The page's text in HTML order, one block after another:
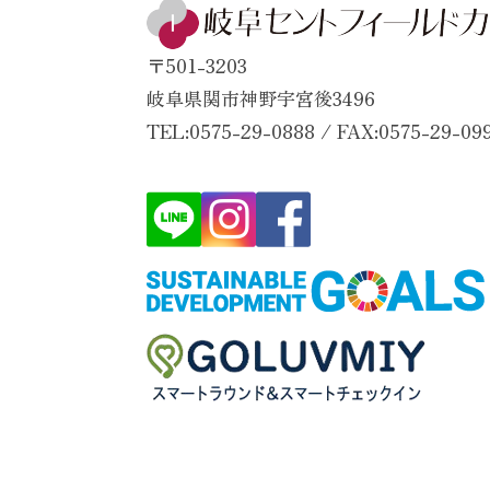
〒501-3203
岐阜県関市神野宇宮後3496
TEL:0575-29-0888 / FAX:0575-29-